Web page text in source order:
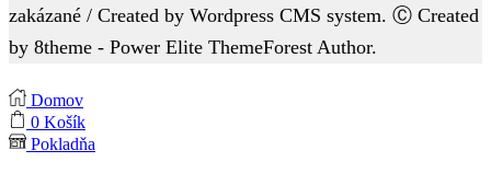
zakázané / Created by Wordpress CMS system. Ⓒ Created
by 8theme - Power Elite ThemeForest Author.
Domov
0 Košík
Pokladňa